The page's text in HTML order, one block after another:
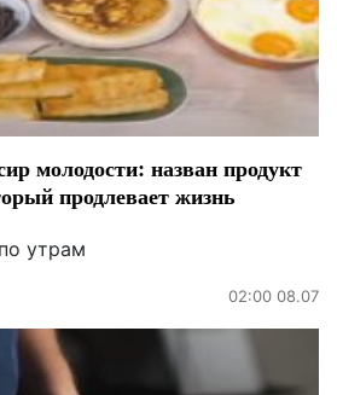
молодости: назван продукт
продлевает жизнь
утрам
02:00 08.07